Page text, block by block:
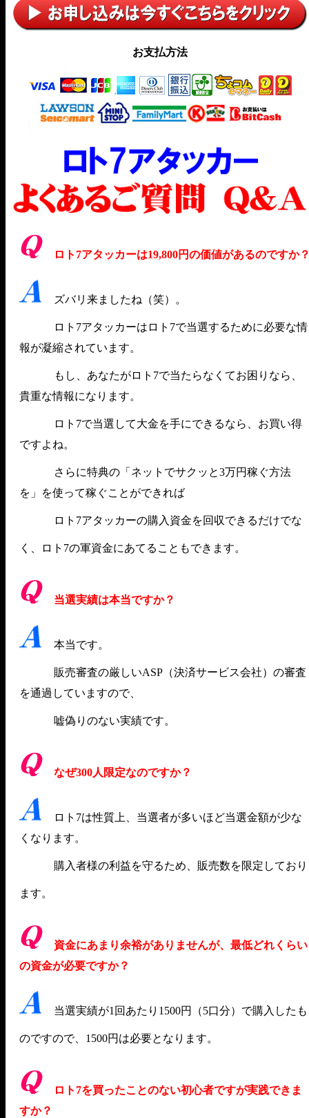
お支払方法
ロト7アタッカーは19,800円の価値があるのですか
ズバリ来ましたね（笑）。
ロト7アタッカーはロト7で当選するために必要な情
報が凝縮されています。
もし、あなたがロト7で当たらなくてお困りなら、
貴重な情報になります。
ロト7で当選して大金を手にできるなら、お買い得
ですよね。
さらに特典の「ネットでサクッと3万円稼ぐ方法
を」を使って稼ぐことができれば
ロト7アタッカーの購入資金を回収できるだけでな
く、ロト7の軍資金にあてることもできます。
当選実績は本当ですか？
本当です。
販売審査の厳しいASP（決済サービス会社）の審査
を通過していますので、
嘘偽りのない実績です。
なぜ300人限定なのですか？
ロト7は性質上、当選者が多いほど当選金額が少な
くなります。
購入者様の利益を守るため、販売数を限定しており
ます。
資金にあまり余裕がありませんが、最低どれくらい
の資金が必要ですか？
当選実績が1回あたり1500円（5口分）で購入したも
のですので、1500円は必要となります。
ロト7を買ったことのない初心者ですが実践できま
すか？